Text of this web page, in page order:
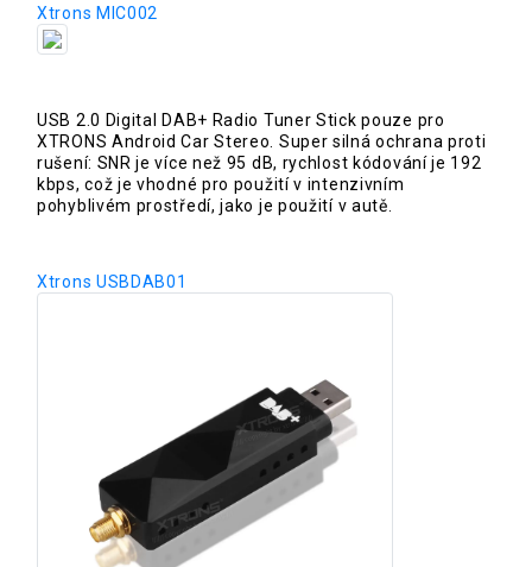
Xtrons MIC002
USB 2.0 Digital DAB+ Radio Tuner Stick pouze pro
XTRONS Android Car Stereo. Super silná ochrana proti
rušení: SNR je více než 95 dB, rychlost kódování je 192
kbps, což je vhodné pro použití v intenzivním
pohyblivém prostředí, jako je použití v autě.
Xtrons USBDAB01